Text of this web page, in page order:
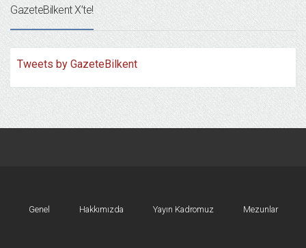
GazeteBilkent X’te!
Tweets by GazeteBilkent
Genel Hakkımızda Yayın Kadromuz Mezunlar